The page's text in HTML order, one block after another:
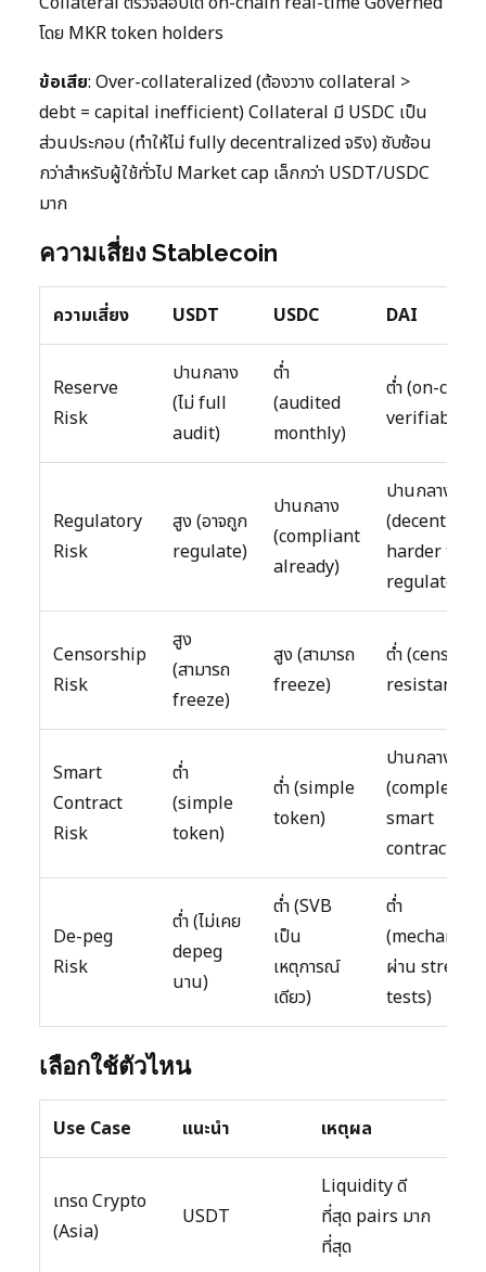
โดย MKR token holders
ข้อเสีย: Over-collateralized (ต้องวาง collateral >
debt = capital inefficient) Collateral มี USDC เป็น
ส่วนประกอบ (ทำให้ไม่ fully decentralized จริง) ซับซ้อน
กว่าสำหรับผู้ใช้ทั่วไป Market cap เล็กกว่า USDT/USDC
มาก
ความเสี่ยง Stablecoin
ความเสี่ยง USDT USDC DAI
Reserve
Risk
ปานกลาง
(ไม่ full
audit)
ต่ำ
(audited
monthly)
ต่ำ (on-chain
verifiable)
Regulatory
Risk
สูง (อาจถูก
regulate)
ปานกลาง
(compliant
already)
ปานกลาง
harder to
regulate)
Censorship
Risk
สูง
(สามารถ
freeze)
สูง (สามารถ
freeze)
ต่ำ
resistant)
Smart
Contract
Risk
ต่ำ
(simple
token)
ต่ำ (simple
token)
ปานกลาง
(complex
smart
contracts)
De-peg
Risk
ต่ำ (ไม่เคย
depeg
นาน)
ต่ำ (SVB
เป็น
เหตุการณ์
เดียว)
ต่ำ
(mechanism
ผ่าน stress
tests)
เลือกใช้ตัวไหน
Use Case แนะนำ เหตุผล
เทรด Crypto
(Asia)
USDT
Liquidity ดี
ที่สุด pairs มาก
ที่สุด